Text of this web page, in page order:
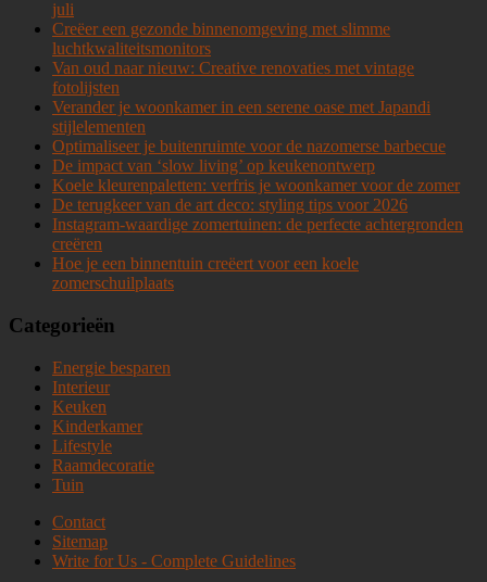
juli
Creëer een gezonde binnenomgeving met slimme
luchtkwaliteitsmonitors
Van oud naar nieuw: Creative renovaties met vintage
fotolijsten
Verander je woonkamer in een serene oase met Japandi
stijlelementen
Optimaliseer je buitenruimte voor de nazomerse barbecue
De impact van ‘slow living’ op keukenontwerp
Koele kleurenpaletten: verfris je woonkamer voor de zomer
De terugkeer van de art deco: styling tips voor 2026
Instagram-waardige zomertuinen: de perfecte achtergronden
creëren
Hoe je een binnentuin creëert voor een koele
zomerschuilplaats
Categorieën
Energie besparen
Interieur
Keuken
Kinderkamer
Lifestyle
Raamdecoratie
Tuin
Contact
Sitemap
Write for Us - Complete Guidelines